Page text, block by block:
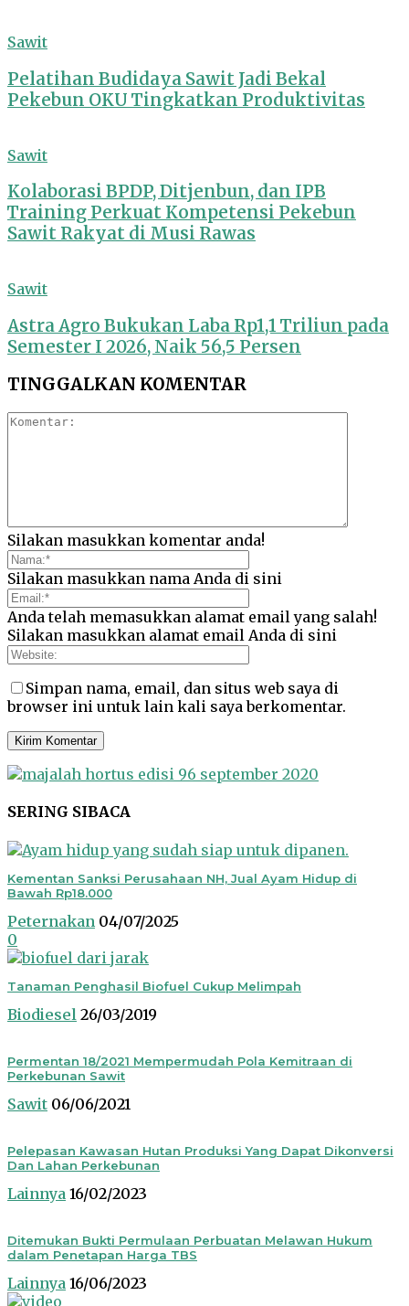
Sawit
Pelatihan Budidaya Sawit Jadi Bekal
Pekebun OKU Tingkatkan Produktivitas
Sawit
Kolaborasi BPDP, Ditjenbun, dan IPB
Training Perkuat Kompetensi Pekebun
Sawit Rakyat di Musi Rawas
Sawit
Astra Agro Bukukan Laba Rp1,1 Triliun pada
Semester I 2026, Naik 56,5 Persen
TINGGALKAN KOMENTAR
Silakan masukkan komentar anda!
Silakan masukkan nama Anda di sini
Anda telah memasukkan alamat email yang salah!
Silakan masukkan alamat email Anda di sini
Simpan nama, email, dan situs web saya di
browser ini untuk lain kali saya berkomentar.
SERING SIBACA
Kementan Sanksi Perusahaan NH, Jual Ayam Hidup di
Bawah Rp18.000
Peternakan 04/07/2025
0
Tanaman Penghasil Biofuel Cukup Melimpah
Biodiesel 26/03/2019
Permentan 18/2021 Mempermudah Pola Kemitraan di
Perkebunan Sawit
Sawit 06/06/2021
Pelepasan Kawasan Hutan Produksi Yang Dapat Dikonversi
Dan Lahan Perkebunan
Lainnya 16/02/2023
Ditemukan Bukti Permulaan Perbuatan Melawan Hukum
dalam Penetapan Harga TBS
Lainnya 16/06/2023